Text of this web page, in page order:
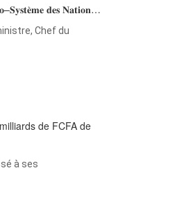
𝐝𝐞𝐬 𝐍𝐚𝐭𝐢𝐨𝐧…
Chef du
de FCFA de
à ses